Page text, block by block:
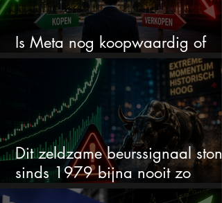
Is Meta nog koopwaardig of
wordt het tijd om te verkopen?
Dit zeldzame beurssignaal stond
sinds 1979 bijna nooit zo
extreem